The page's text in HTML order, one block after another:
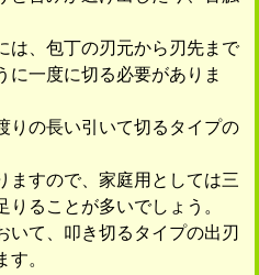
は、包丁の刃元から刃先まで
に一度に切る必要がありま
りの長い引いて切るタイプの
ますので、家庭用としては三
ることが多いでしょう。
いて、叩き切るタイプの出刃
。